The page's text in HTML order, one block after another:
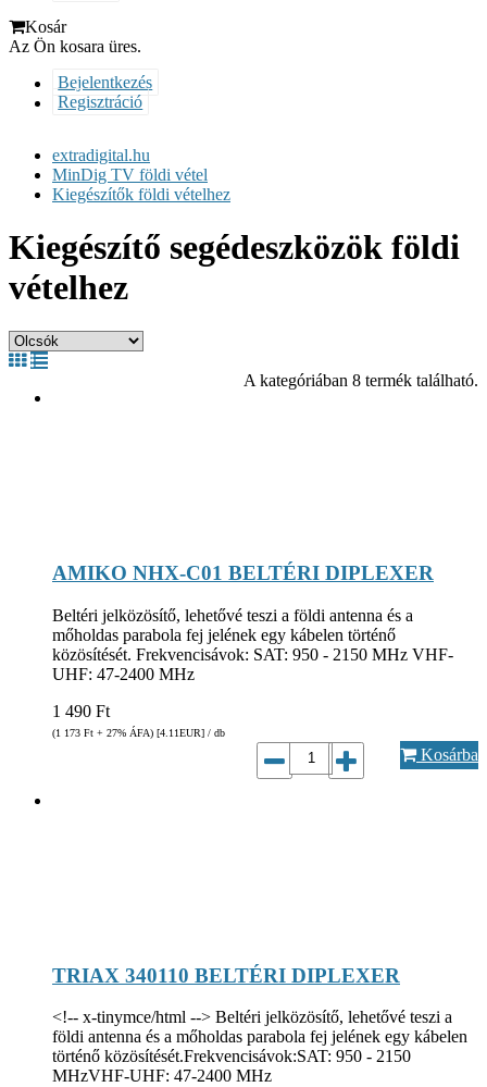
Kosár
Az Ön kosara üres.
Bejelentkezés
Regisztráció
extradigital.hu
MinDig TV földi vétel
Kiegészítők földi vételhez
Kiegészítő segédeszközök földi
vételhez
A kategóriában 8 termék található.
AMIKO NHX-C01 BELTÉRI DIPLEXER
Beltéri jelközösítő, lehetővé teszi a földi antenna és a
mőholdas parabola fej jelének egy kábelen történő
közösítését. Frekvencisávok: SAT: 950 - 2150 MHz VHF-
UHF: 47-2400 MHz
1 490 Ft
(1 173 Ft + 27% ÁFA) [4.11EUR] / db
Kosárba
TRIAX 340110 BELTÉRI DIPLEXER
<!-- x-tinymce/html --> Beltéri jelközösítő, lehetővé teszi a
földi antenna és a mőholdas parabola fej jelének egy kábelen
történő közösítését.Frekvencisávok:SAT: 950 - 2150
MHzVHF-UHF: 47-2400 MHz